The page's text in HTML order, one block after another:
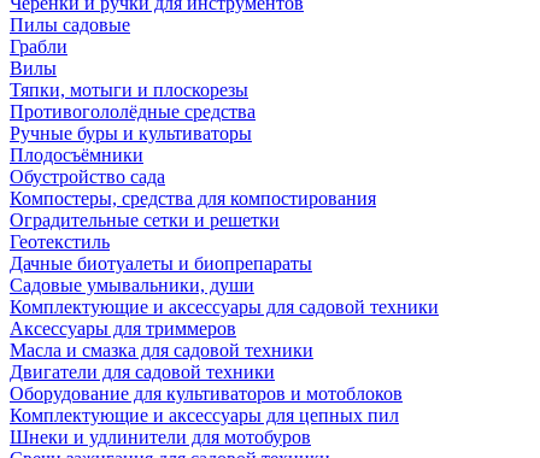
Пилы садовые
Грабли
Вилы
Тяпки, мотыги и плоскорезы
Противогололёдные средства
Ручные буры и культиваторы
Плодосъёмники
Обустройство сада
Компостеры, средства для компостирования
Оградительные сетки и решетки
Геотекстиль
Дачные биотуалеты и биопрепараты
Садовые умывальники, души
Комплектующие и аксессуары для садовой техники
Аксессуары для триммеров
Масла и смазка для садовой техники
Двигатели для садовой техники
Оборудование для культиваторов и мотоблоков
Комплектующие и аксессуары для цепных пил
Шнеки и удлинители для мотобуров